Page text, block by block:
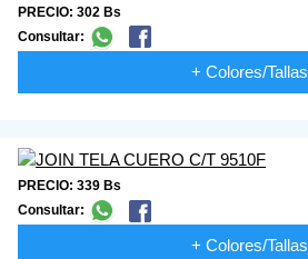
PRECIO: 302 Bs
Consultar:
+ Colores/Tallas
PRECIO: 339 Bs
Consultar:
+ Colores/Tallas